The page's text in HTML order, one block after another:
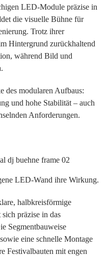
LED-Module präzise in
die visuelle Bühne für
Trotz ihrer
Hintergrund zurückhaltend
während Bild und
des modularen Aufbaus:
und hohe Stabilität – auch
Anforderungen.
LED-Wand ihre Wirkung.
halbkreisförmige
präzise in das
Segmentbauweise
eine schnelle Montage
Festivalbauten mit engen